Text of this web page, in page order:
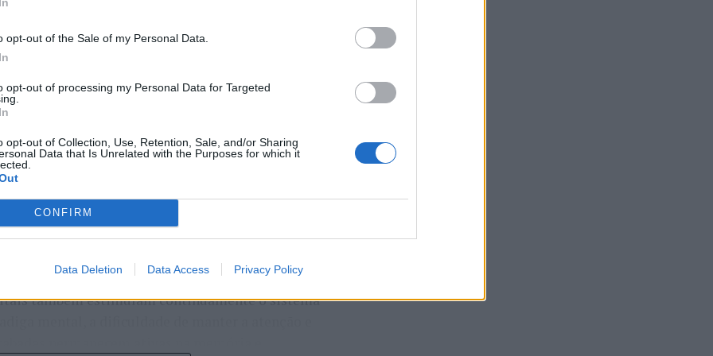
opt-out of the Sale of my Personal Data.
opt-out of processing my Personal Data for Targeted
opt-out of Collection, Use, Retention, Sale, and/or Sharing
Data that Is Unrelated with the Purposes for which it
CONFIRM
Data Deletion Data Access Privacy Policy
de Abreu Agrela Rodrigues, a cultura digital
que favoreceram a evolução humana, como a
redução pode ocorrer antes que qualquer
evoluiu em um ambiente de escassez de
excesso de informações e mudanças
impõe uma carga elevada ao córtex pré-
executivo.
também estimulam continuamente o sistema